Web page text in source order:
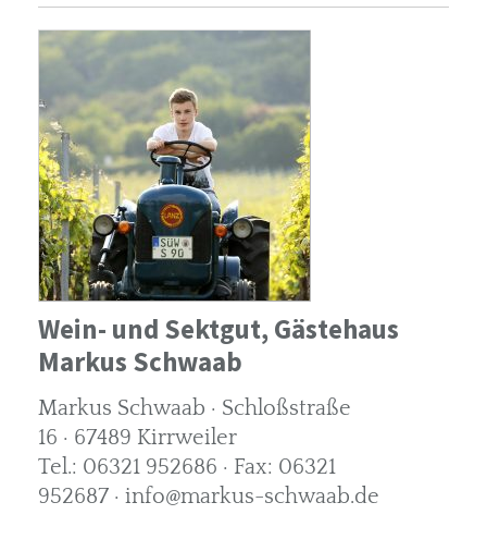
Wein- und Sektgut, Gästehaus
Markus Schwaab
Markus Schwaab · Schloßstraße
16 · 67489 Kirrweiler
Tel.: 06321 952686 · Fax: 06321
952687 · info@markus-schwaab.de